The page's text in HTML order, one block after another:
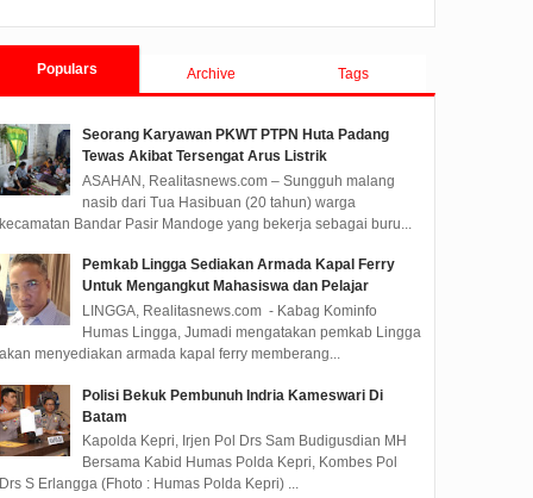
Populars Archive Tags
Seorang Karyawan PKWT PTPN Huta Padang
Tewas Akibat Tersengat Arus Listrik
ASAHAN, Realitasnews.com – Sungguh malang
nasib dari Tua Hasibuan (20 tahun) warga
kecamatan Bandar Pasir Mandoge yang bekerja sebagai buru...
Pemkab Lingga Sediakan Armada Kapal Ferry
Untuk Mengangkut Mahasiswa dan Pelajar
LINGGA, Realitasnews.com - Kabag Kominfo
Humas Lingga, Jumadi mengatakan pemkab Lingga
akan menyediakan armada kapal ferry memberang...
Polisi Bekuk Pembunuh Indria Kameswari Di
Batam
Kapolda Kepri, Irjen Pol Drs Sam Budigusdian MH
Bersama Kabid Humas Polda Kepri, Kombes Pol
Drs S Erlangga (Fhoto : Humas Polda Kepri) ...